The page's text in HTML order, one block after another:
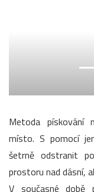
Metoda pískování
místo. S pomocí
šetrně odstranit
prostoru nad dásní,
V současné době